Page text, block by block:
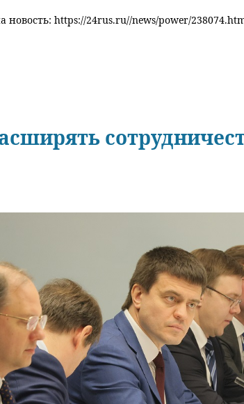
новость: https://24rus.ru//news/power/